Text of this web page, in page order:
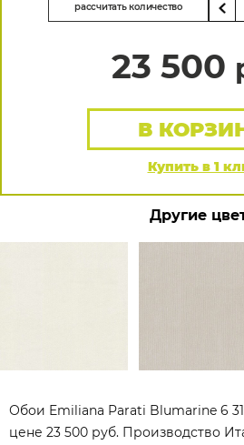
рассчитать количество
23 500
Купить в 1
В
Другие
Обои Emiliana Parati Blumarine 6
цене 23 500 руб. Производство